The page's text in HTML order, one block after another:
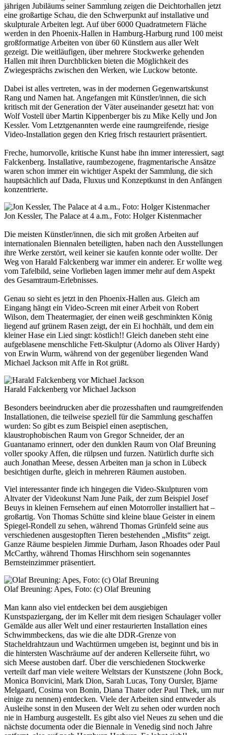
jährigen Jubiläums seiner Sammlung zeigen die Deichtorhallen jetzt
eine großartige Schau, die den Schwerpunkt auf installative und
skulpturale Arbeiten legt. Auf über 6000 Quadratmetern Fläche
werden in den Phoenix-Hallen in Hamburg-Harburg rund 100 meist
großformatige Arbeiten von über 60 Künstlern aus aller Welt
gezeigt. Die weitläufigen, über mehrere Stockwerke gehenden
Hallen mit ihren Durchblicken bieten die Möglichkeit des
Zwiegesprächs zwischen den Werken, wie Luckow betonte.
Dabei ist alles vertreten, was in der modernen Gegenwartskunst
Rang und Namen hat. Angefangen mit Künstler/innen, die sich
kritisch mit der Generation der Väter auseinander gesetzt hat: von
Wolf Vostell über Martin Kippenberger bis zu Mike Kelly und Jon
Kessler. Vom Letztgenannten werde eine raumgreifende, riesige
Video-Installation gegen den Krieg frisch restauriert präsentiert.
Freche, humorvolle, kritische Kunst habe ihn immer interessiert, sagt
Falckenberg. Installative, raumbezogene, fragmentarische Ansätze
waren schon immer ein wichtiger Aspekt der Sammlung, die sich
hauptsächlich auf Dada, Fluxus und Konzeptkunst in den Anfängen
konzentrierte.
Jon Kessler, The Palace at 4 a.m., Foto: Holger Kistenmacher
Die meisten Künstler/innen, die sich mit großen Arbeiten auf
internationalen Biennalen beteiligten, haben nach den Ausstellungen
ihre Werke zerstört, weil keiner sie kaufen konnte oder wollte. Der
Weg von Harald Falckenberg war immer ein anderer. Er wollte weg
vom Tafelbild, seine Vorlieben lagen immer mehr auf dem Aspekt
des Gesamtraum-Erlebnisses.
Genau so sieht es jetzt in den Phoenix-Hallen aus. Gleich am
Eingang hängt ein Video-Screen mit einer Arbeit von Robert
Wilson, dem Theatermagier, der einen weiß geschminkten König
liegend auf grünem Rasen zeigt, der ein Ei hochhält, und dem ein
kleiner Hase ein Lied singt: köstlich!! Gleich daneben steht eine
aufgeblasene menschliche Fett-Skulptur (Adorno als Oliver Hardy)
von Erwin Wurm, während von der gegenüber liegenden Wand
Michael Jackson mit Affe in Rot grüßt.
Harald Falckenberg vor Michael Jackson
Besonders beeindrucken aber die prozesshaften und raumgreifenden
Installationen, die teilweise speziell für die Sammlung geschaffen
wurden: So gibt es zum Beispiel einen aseptischen,
klaustrophobischen Raum von Gregor Schneider, der an
Guantanamo erinnert, oder den dunklen Raum von Olaf Breuning
voller spooky Affen, die rülpsen und furzen. Natürlich durfte sich
auch Jonathan Meese, dessen Arbeiten man ja schon in Lübeck
besichtigen durfte, gleich in mehreren Räumen austoben.
Viel interessanter finde ich hingegen die Video-Skulpturen vom
Altvater der Videokunst Nam June Paik, der zum Beispiel Josef
Beuys in kleinen Fernsehern auf einen Motorroller installiert hat –
großartig. Von Thomas Schütte sind kleine blaue Geister in einem
Spiegel-Rondell zu sehen, während Thomas Grünfeld seine aus
verschiedenen ausgestopften Tieren bestehenden „Misfits“ zeigt.
Ganze Räume bespielen Jimmie Durham, Jason Rhoades oder Paul
McCarthy, während Thomas Hirschhorn sein sogenanntes
Bernsteinzimmer präsentiert.
Olaf Breuning: Apes, Foto: (c) Olaf Breuning
Man kann also viel entdecken bei dem ausgiebigen
Kunstspaziergang, der im Keller mit dem riesigen Schaulager voller
Gemälde aus aller Welt und einer restaurierten Installation eines
Schwimmbeckens, das wie die alte DDR-Grenze von
Stacheldrahtzaun und Wachtürmen umgeben ist, beginnt und bis in
die hintersten Waschräume auf der anderen Kellerseite führt, wo
sich Meese austoben darf. Über die verschiedenen Stockwerke
verteilt darf man viele weitere Weltstars der Kunstszene (John Bock,
Monica Bonvicini, Mark Dion, Sarah Lucas, Tony Oursler, Bjarne
Melgaard, Cosima von Bonin, Diana Thater oder Paul Thek, um nur
einige zu nennen) entdecken. Viele der Arbeiten sind entweder als
Ausleihe sonst in den Museen der Welt zu sehen oder wurden noch
nie in Hamburg ausgestellt. Es gibt also viel Neues zu sehen und die
nächste documenta oder die Biennale in Venedig sind noch Jahre